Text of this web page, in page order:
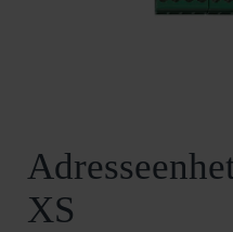
XS